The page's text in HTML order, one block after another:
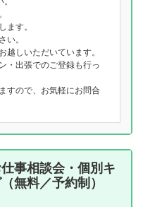
ます。
い。
越しいただいています。
・出張でのご登録も行っ
すので、お気軽にお問合
事相談会・個別キ
無料／予約制）